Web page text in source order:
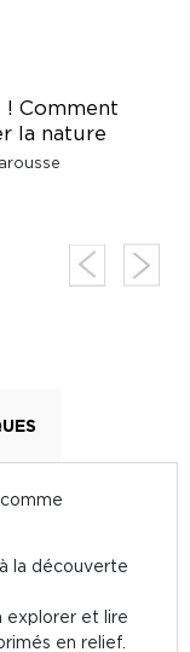
! Comment
la nature
la découverte
explorer et lire
en relief.